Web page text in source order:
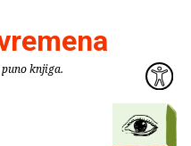
puno knjiga.